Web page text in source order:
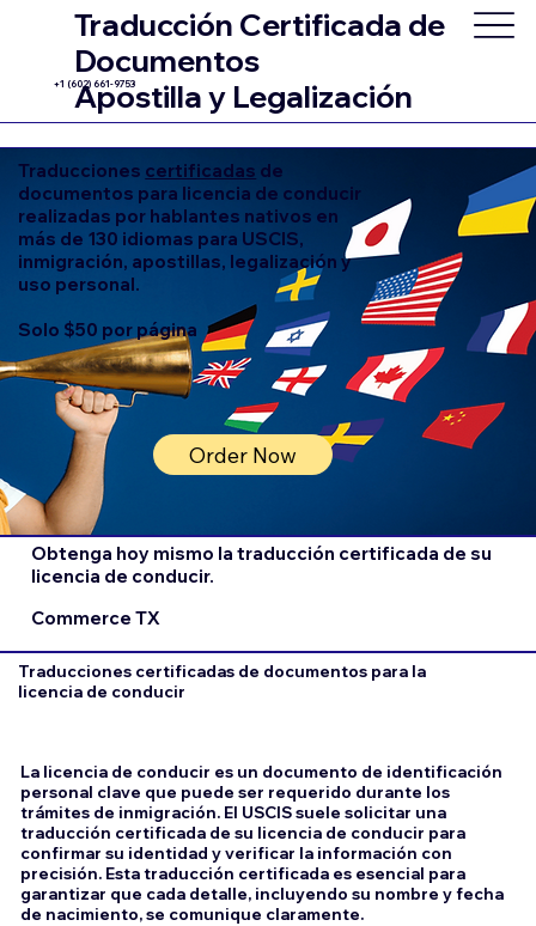
Traducción Certificada de
Documentos
Apostilla y Legalización
+1 (602) 661-9753
Traducciones certificadas de
documentos para licencia de conducir
realizadas por hablantes nativos en
más de 130 idiomas para USCIS,
inmigración, apostillas, legalización y
uso personal.
Solo $50 por página
Order Now
Obtenga hoy mismo la traducción certificada de su
licencia de conducir.
Commerce TX
Traducciones certificadas de documentos para la
licencia de conducir
La licencia de conducir es un documento de identificación
personal clave que puede ser requerido durante los
trámites de inmigración. El USCIS suele solicitar una
traducción certificada de su licencia de conducir para
confirmar su identidad y verificar la información con
precisión. Esta traducción certificada es esencial para
garantizar que cada detalle, incluyendo su nombre y fecha
de nacimiento, se comunique claramente.